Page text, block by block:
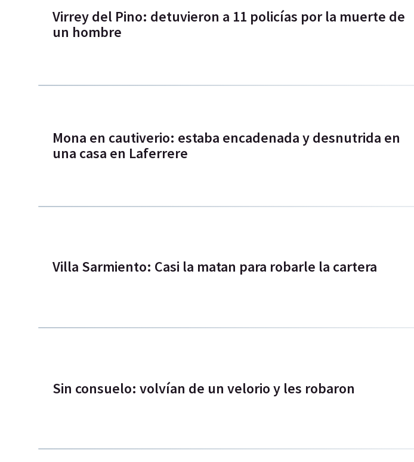
Virrey del Pino: detuvieron a 11 policías por la muerte de
un hombre
Mona en cautiverio: estaba encadenada y desnutrida en
una casa en Laferrere
Villa Sarmiento: Casi la matan para robarle la cartera
Sin consuelo: volvían de un velorio y les robaron